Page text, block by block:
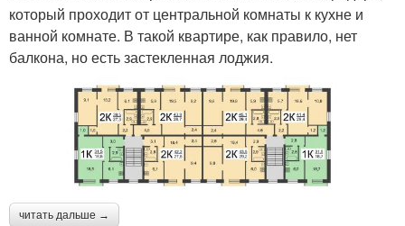
который проходит от центральной комнаты к кухне и
ванной комнате. В такой квартире, как правило, нет
балкона, но есть застекленная лоджия.
читать дальше →